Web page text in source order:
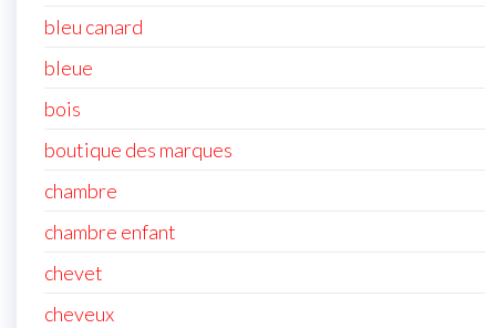
bleu canard
bleue
bois
boutique des marques
chambre
chambre enfant
chevet
cheveux